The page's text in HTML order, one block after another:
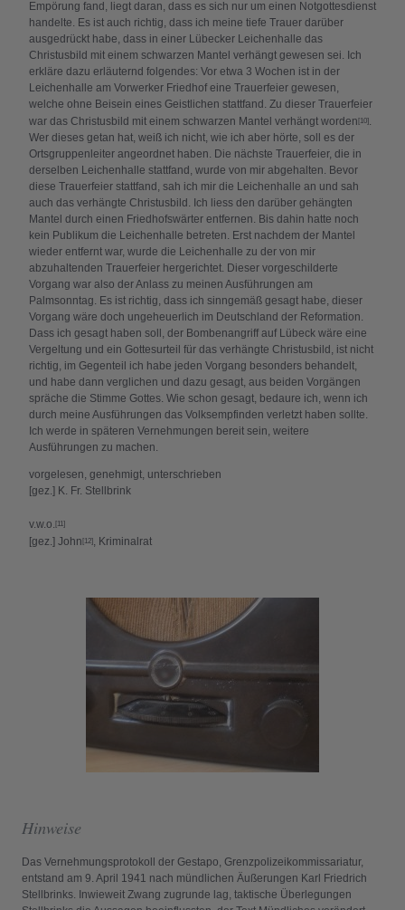
Empörung fand, liegt daran, dass es sich nur um einen Notgottesdienst
handelte. Es ist auch richtig, dass ich meine tiefe Trauer darüber
ausgedrückt habe, dass in einer Lübecker Leichenhalle das
Christusbild mit einem schwarzen Mantel verhängt gewesen sei. Ich
erkläre dazu erläuternd folgendes: Vor etwa 3 Wochen ist in der
Leichenhalle am Vorwerker Friedhof eine Trauerfeier gewesen,
welche ohne Beisein eines Geistlichen stattfand. Zu dieser Trauerfeier
war das Christusbild mit einem schwarzen Mantel verhängt worden[10].
Wer dieses getan hat, weiß ich nicht, wie ich aber hörte, soll es der
Ortsgruppenleiter angeordnet haben. Die nächste Trauerfeier, die in
derselben Leichenhalle stattfand, wurde von mir abgehalten. Bevor
diese Trauerfeier stattfand, sah ich mir die Leichenhalle an und sah
auch das verhängte Christusbild. Ich liess den darüber gehängten
Mantel durch einen Friedhofswärter entfernen. Bis dahin hatte noch
kein Publikum die Leichenhalle betreten. Erst nachdem der Mantel
wieder entfernt war, wurde die Leichenhalle zu der von mir
abzuhaltenden Trauerfeier hergerichtet. Dieser vorgeschilderte
Vorgang war also der Anlass zu meinen Ausführungen am
Palmsonntag. Es ist richtig, dass ich sinngemäß gesagt habe, dieser
Vorgang wäre doch ungeheuerlich im Deutschland der Reformation.
Dass ich gesagt haben soll, der Bombenangriff auf Lübeck wäre eine
Vergeltung und ein Gottesurteil für das verhängte Christusbild, ist nicht
richtig, im Gegenteil ich habe jeden Vorgang besonders behandelt,
und habe dann verglichen und dazu gesagt, aus beiden Vorgängen
spräche die Stimme Gottes. Wie schon gesagt, bedaure ich, wenn ich
durch meine Ausführungen das Volksempfinden verletzt haben sollte.
Ich werde in späteren Vernehmungen bereit sein, weitere
Ausführungen zu machen.
vorgelesen, genehmigt, unterschrieben
[gez.] K. Fr. Stellbrink
v.w.o.[11]
[gez.] John[12], Kriminalrat
Hinweise
Das Vernehmungsprotokoll der Gestapo, Grenz­polizei­kommissariatur,
entstand am 9. April 1941 nach mündlichen Äußerungen Karl Friedrich
Stellbrinks. Inwieweit Zwang zugrunde lag, taktische Überlegungen